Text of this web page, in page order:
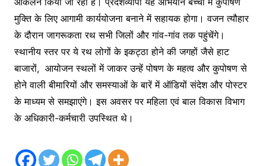
मुक्ति के लिए आगामी कार्ययोजना बनाने में सहायक होगा। वजन त्यौहार
के दौरान जागरूकता रथ सभी जिलों और गांव-गांव तक पहुंचेंगे।
स्थानीय स्तर पर ये रथ लोगों के इकट्ठा होने की जगहों जैसे हाट
बाजारों, आयोजन स्थलों में जाकर उन्हें पोषण के महत्व और कुपोषण से
होने वाली बीमारियों और समस्याओं के बारें में ऑडियों संदेश और पोस्टर
के माध्यम से समझाएंगे। इस अवसर पर महिला एवं बाल विकास विभाग
के अधिकारी-कर्मचारी उपस्थित थे।